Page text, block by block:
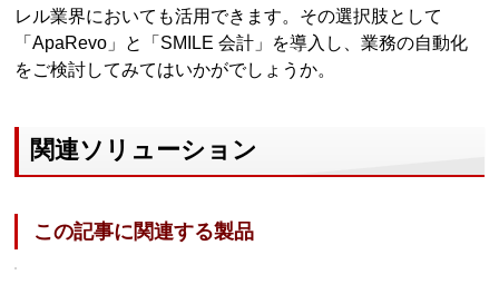
レル業界においても活用できます。その選択肢として
「ApaRevo」と「SMILE 会計」を導入し、業務の自動化
をご検討してみてはいかがでしょうか。
関連ソリューション
この記事に関連する製品